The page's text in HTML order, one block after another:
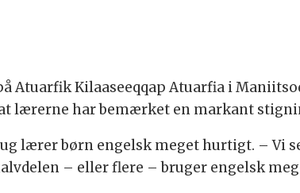
Atuarfik Kilaaseeqqap Atuarfia i
lærerne har bemærket en markant
lærer børn engelsk meget hurtigt. – Vi
– eller flere – bruger engelsk